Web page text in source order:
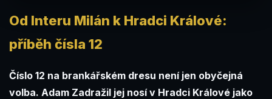
Od Interu Milán k Hradci Králové:
příběh čísla 12
Číslo 12 na brankářském dresu není jen obyčejná
volba. Adam Zadražil jej nosí v Hradci Králové jako